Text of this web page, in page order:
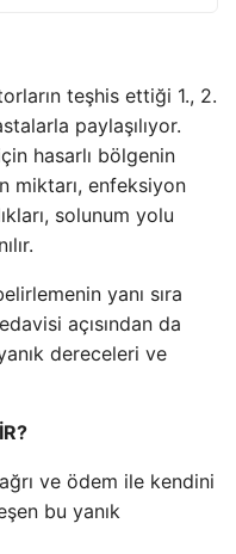
teşhis ettiği 1., 2.
paylaşılıyor.
hasarlı bölgenin
miktarı, enfeksiyon
solunum yolu
yanı sıra
açısından da
dereceleri ve
ve ödem ile kendini
bu yanık